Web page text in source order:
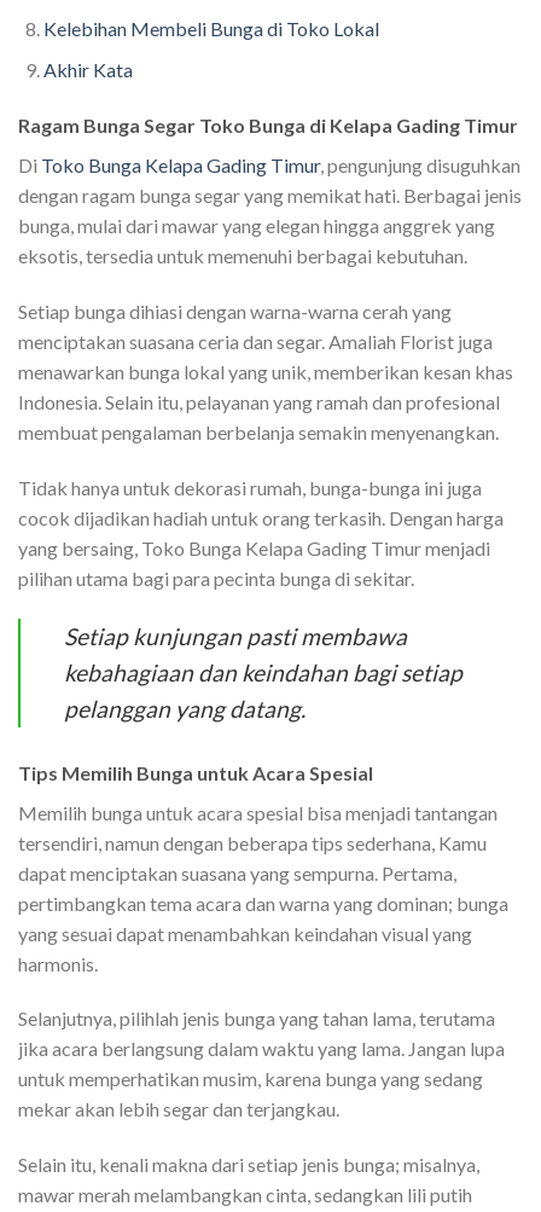
Kelebihan Membeli Bunga di Toko Lokal
Akhir Kata
Ragam Bunga Segar Toko Bunga di Kelapa Gading Timur
Di Toko Bunga Kelapa Gading Timur, pengunjung disuguhkan
dengan ragam bunga segar yang memikat hati. Berbagai jenis
bunga, mulai dari mawar yang elegan hingga anggrek yang
eksotis, tersedia untuk memenuhi berbagai kebutuhan.
Setiap bunga dihiasi dengan warna-warna cerah yang
menciptakan suasana ceria dan segar. Amaliah Florist juga
menawarkan bunga lokal yang unik, memberikan kesan khas
Indonesia. Selain itu, pelayanan yang ramah dan profesional
membuat pengalaman berbelanja semakin menyenangkan.
Tidak hanya untuk dekorasi rumah, bunga-bunga ini juga
cocok dijadikan hadiah untuk orang terkasih. Dengan harga
yang bersaing, Toko Bunga Kelapa Gading Timur menjadi
pilihan utama bagi para pecinta bunga di sekitar.
Setiap kunjungan pasti membawa
kebahagiaan dan keindahan bagi setiap
pelanggan yang datang.
Tips Memilih Bunga untuk Acara Spesial
Memilih bunga untuk acara spesial bisa menjadi tantangan
tersendiri, namun dengan beberapa tips sederhana, Kamu
dapat menciptakan suasana yang sempurna. Pertama,
pertimbangkan tema acara dan warna yang dominan; bunga
yang sesuai dapat menambahkan keindahan visual yang
harmonis.
Selanjutnya, pilihlah jenis bunga yang tahan lama, terutama
jika acara berlangsung dalam waktu yang lama. Jangan lupa
untuk memperhatikan musim, karena bunga yang sedang
mekar akan lebih segar dan terjangkau.
Selain itu, kenali makna dari setiap jenis bunga; misalnya,
mawar merah melambangkan cinta, sedangkan lili putih